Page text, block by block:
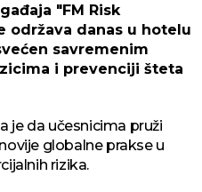
"FM Risk
održava danas u hotelu
savremenim
i prevenciji šteta
je da učesnicima pruži
globalne prakse u
rizika.